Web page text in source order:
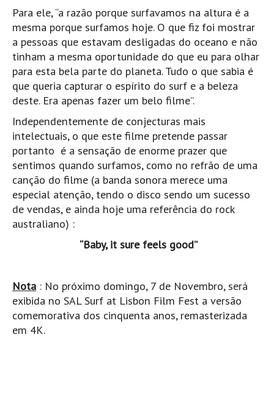
Para ele, “a razão porque surfavamos na altura é a
mesma porque surfamos hoje. O que fiz foi mostrar
a pessoas que estavam desligadas do oceano e não
tinham a mesma oportunidade do que eu para olhar
para esta bela parte do planeta. Tudo o que sabia é
que queria capturar o espírito do surf e a beleza
deste. Era apenas fazer um belo filme”.
Independentemente de conjecturas mais
intelectuais, o que este filme pretende passar
portanto é a sensação de enorme prazer que
sentimos quando surfamos, como no refrão de uma
canção do filme (a banda sonora merece uma
especial atenção, tendo o disco sendo um sucesso
de vendas, e ainda hoje uma referência do rock
australiano) :
“Baby, it sure feels good”
Nota : No próximo domingo, 7 de Novembro, será
exibida no SAL Surf at Lisbon Film Fest a versão
comemorativa dos cinquenta anos, remasterizada
em 4K.